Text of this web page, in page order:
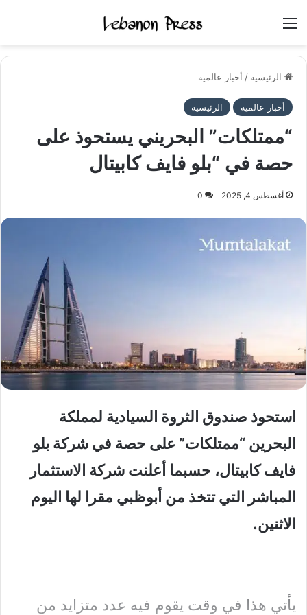
الرئيسية / أخبار عالمية
أخبار عالمية الرئيسية
“ممتلكات” البحريني يستحوذ على
حصة في “بلو فايف كابيتال
أغسطس 4, 2025 0
استحوذ صندوق الثروة السيادية لمملكة
البحرين “ممتلكات” على حصة في شركة بلو
فايف كابيتال، حسبما أعلنت شركة الاستثمار
المباشر التي تتخذ من أبوظبي مقرا لها اليوم
الاثنين.
يأتي هذا في وقت يقوم فيه عدد متزايد من